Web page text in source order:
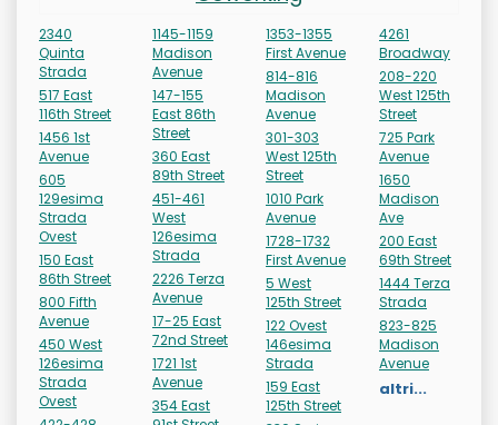
2340
Quinta
Strada
517 East
116th Street
1456 1st
Avenue
605
129esima
Strada
Ovest
150 East
86th Street
800 Fifth
Avenue
450 West
126esima
Strada
Ovest
1145-1159
Madison
Avenue
147-155
East 86th
Street
360 East
89th Street
451-461
West
126esima
Strada
2226 Terza
Avenue
17-25 East
72nd Street
1721 1st
Avenue
354 East
1353-1355
First Avenue
814-816
Madison
Avenue
301-303
West 125th
Street
1010 Park
Avenue
1728-1732
First Avenue
5 West
125th Street
122 Ovest
146esima
Strada
159 East
125th Street
4261
Broadway
208-220
West 125th
Street
725 Park
Avenue
1650
Madison
Ave
200 East
69th Street
1444 Terza
Strada
823-825
Madison
Avenue
altri...